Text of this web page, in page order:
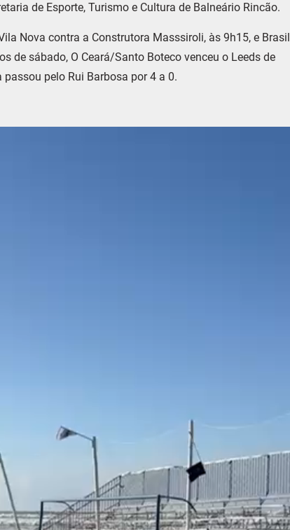
de Esporte, Turismo e Cultura de Balneário Rincão.
Nova contra a Construtora Masssiroli, às 9h15, e Brasil
de sábado, O Ceará/Santo Boteco venceu o Leeds de
passou pelo Rui Barbosa por 4 a 0.